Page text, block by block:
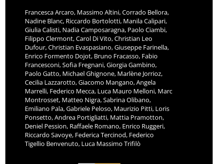
Francesca Arcaro, Massimo Altini, Corrado Bellora,
Nadine Blanc, Riccardo Bortolotti, Manila Calipari,
Giulia Calisti, Nadia Camposaragna, Paolo Ciambi,
Filippo Clermont, Carol Di Vito, Christian Leo
Dufour, Christian Evaspasiano, Giuseppe Farinella,
Enrico Formento Dojot, Bruno Fracasso, Fabio
Francesconi, Sofia Fregnani, Giorgia Gambino,
Paolo Gatto, Michael Ghignone, Marlène Jorrioz,
Cecilia Lazzarotto, Giacomo Mangano, Angela
Marrelli, Federico Mecca, Luca Mauro Melloni, Marc
Montrosset, Matteo Nigra, Sabrina Olibano,
Emiliano Pala, Gabriele Peloso, Maurizio Pitti, Loris
Ponsetto, Andrea Portigliatti, Mattia Pramotton,
Deniel Pession, Raffaele Romano, Enrico Ruggeri,
Riccardo Savoye, Federica Tercinod, Federico
Tigellio Benvenuto, Luca Massimo Trifilò